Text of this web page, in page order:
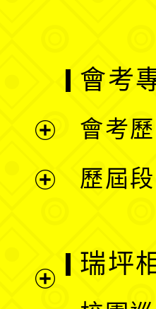
單
選
會考
會考
歷屆
瑞坪